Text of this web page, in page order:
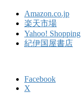
Amazon.co.jp
楽天市場
Yahoo! Shopping
紀伊国屋書店
Facebook
X